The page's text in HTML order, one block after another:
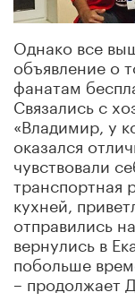
Однако все
объявление о
фанатам
Связались с
«Владимир, у
оказался
чувствовали
транспортная
кухней,
отправились
вернулись в
побольше
– продолжает